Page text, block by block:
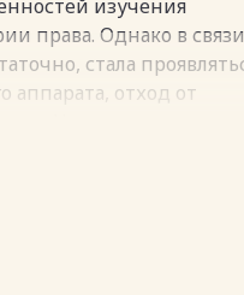
изучения
права. Однако в
стала
отход от
теория права более
Однако именно